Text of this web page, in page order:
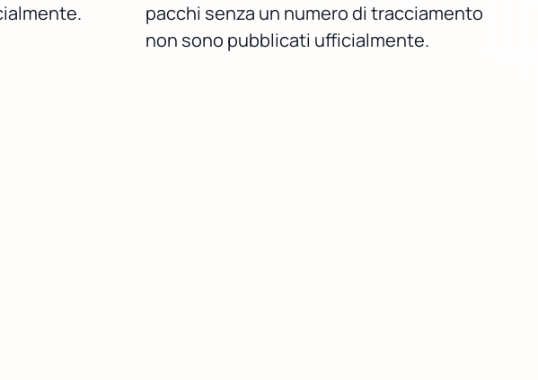
pacchi senza un numero di tracciamento
non sono pubblicati ufficialmente.